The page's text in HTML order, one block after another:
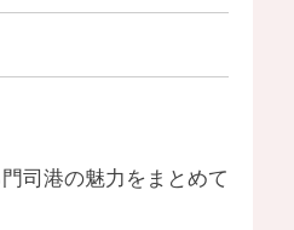
司港の魅力をまとめて